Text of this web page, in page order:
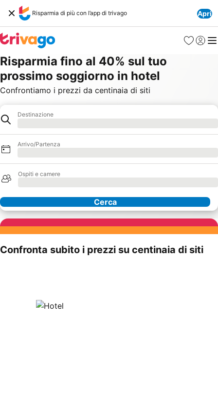
Risparmia di più con l’app di trivago Apri
PreferitiAccedi
Risparmia fino al 40% sul tuo
prossimo soggiorno in hotel
Confrontiamo i prezzi da centinaia di siti
Hotel
Destinazione
Arrivo/Partenza
Ospiti e camere
Cerca
I nostri partner
Confronta subito i prezzi su centinaia di siti